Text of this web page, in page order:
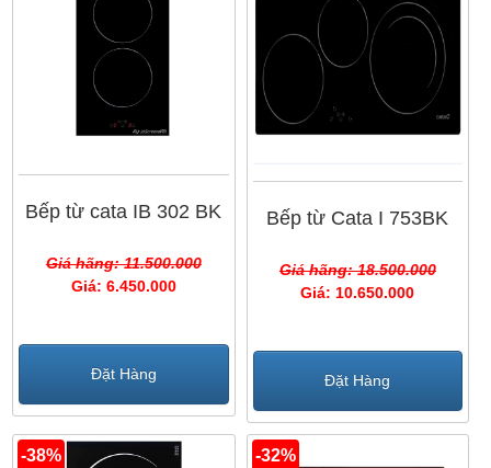
Bếp từ cata IB 302 BK
Giá hãng: 11.500.000
Giá: 6.450.000
Đặt Hàng
Bếp từ Cata I 753BK
Giá hãng: 18.500.000
Giá: 10.650.000
Đặt Hàng
-38% -32%